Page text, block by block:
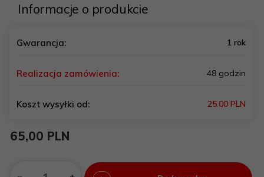
Informacje o produkcie
Gwarancja: 1 rok
Realizacja zamówienia: 48 godzin
Koszt wysyłki od: 25.00 PLN
65,00 PLN